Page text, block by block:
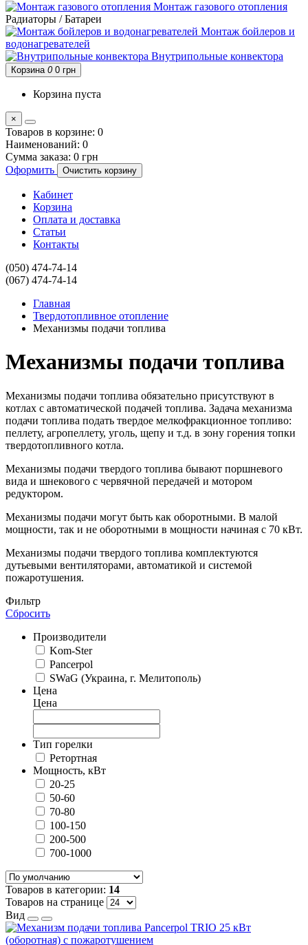
Монтаж газового отопления
Радиаторы / Батареи
Монтаж бойлеров и
водонагревателей
Внутрипольные конвектора
Корзина 0 0 грн
Корзина пуста
×
Товаров в корзине: 0
Наименований: 0
Сумма заказа: 0 грн
Оформить
Очистить корзину
Кабинет
Корзина
Оплата и доставка
Статьи
Контакты
(050) 474-74-14
(067) 474-74-14
Главная
Твердотопливное отопление
Механизмы подачи топлива
Механизмы подачи топлива
Механизмы подачи топлива обязательно присутствуют в
котлах с автоматической подачей топлива. Задача механизма
подачи топлива подать твердое мелкофракционное топливо:
пеллету, агропеллету, уголь, щепу и т.д. в зону горения топки
твердотопливного котла.
Механизмы подачи твердого топлива бывают поршневого
вида и шнекового с червячной передачей и мотором
редуктором.
Механизмы подачи могут быть как оборотными. В малой
мощности, так и не оборотными в мощности начиная с 70 кВт.
Механизмы подачи твердого топлива комплектуются
дутьевыми вентиляторами, автоматикой и системой
пожаротушения.
Фильтр
Сбросить
Производители
Kom-Ster
Pancerpol
SWaG (Украина, г. Мелитополь)
Цена
Цена
Тип горелки
Ретортная
Мощность, кВт
20-25
50-60
70-80
100-150
200-500
700-1000
Товаров в категории: 14
Товаров на странице
Вид